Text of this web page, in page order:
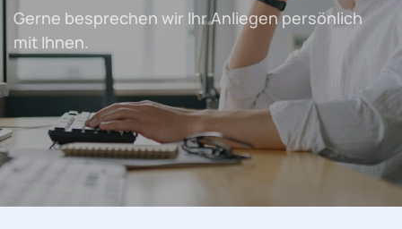
Gerne besprechen wir Ihr Anliegen persönlich
mit Ihnen.